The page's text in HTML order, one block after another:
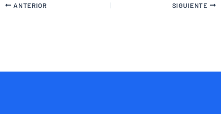
ANTERIOR SIGUIENTE